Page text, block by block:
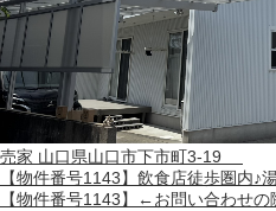
売家 山口県山口市下市町3-19
【物件番号1143】飲食店徒歩圏内♪
【物件番号1143】←お問い合わせ